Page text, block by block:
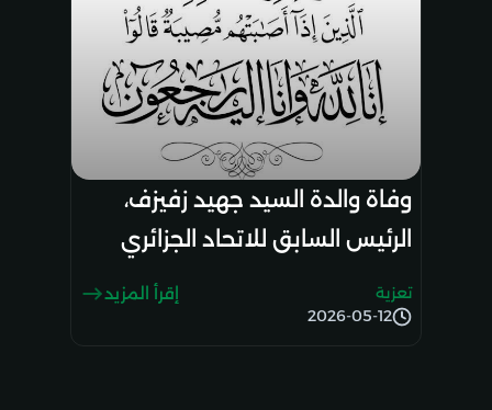
وفاة والدة السيد جهيد زفيزف،
الرئيس السابق للاتحاد الجزائري
لكرة القدم: تعازي رئيس الرابطة
الوطنية
2026-05-12
تعزية إقرأ المزيد